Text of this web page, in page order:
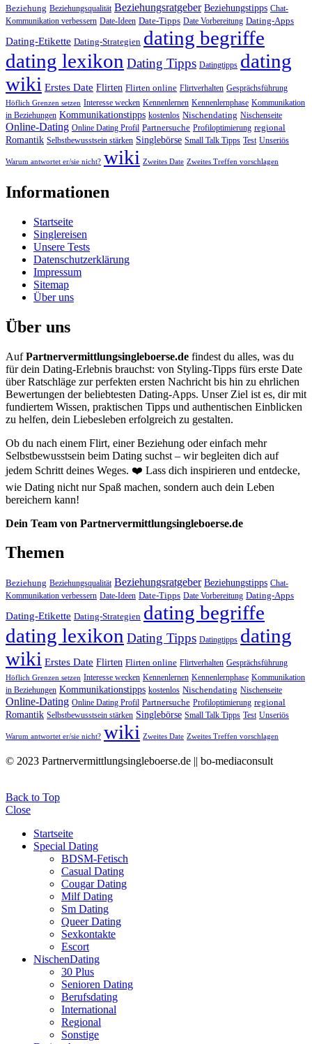
Beziehung Beziehungsqualität Beziehungsratgeber Beziehungstipps Chat-
Kommunikation verbessern Date-Ideen Date-Tipps Date Vorbereitung Dating-Apps
Dating-Etikette Dating-Strategien dating begriffe
dating lexikon Dating Tipps Datingtipps dating
wiki Erstes Date Flirten Flirten online Flirtverhalten Gesprächsführung
Höflich Grenzen setzen Interesse wecken Kennenlernen Kennenlernphase Kommunikation
in Beziehungen Kommunikationstipps kostenlos Nischendating Nischenseite
Online-Dating Online Dating Profil Partnersuche Profiloptimierung regional
Romantik Selbstbewusstsein stärken Singlebörse Small Talk Tipps Test Unseriös
Warum antwortet er/sie nicht? wiki Zweites Date Zweites Treffen vorschlagen
Informationen
Startseite
Singlereisen
Unsere Tests
Datenschutzerklärung
Impressum
Sitemap
Über uns
Über uns
AufPartnervermittlungsingleboerse.de findest du alles, was du
für dein Dating-Erlebnis brauchst: von Styling-Tipps fürs erste Date
über Ratschläge zur perfekten ersten Nachricht bis hin zu ehrlichen
Bewertungen der beliebtesten Dating-Apps. Unser Ziel ist es, dir mit
fundiertem Wissen, praktischen Tipps und authentischen Einblicken
zu helfen, dein Liebesleben erfolgreich zu gestalten.
Ob du nach einem Flirt, einer Beziehung oder einfach mehr
Selbstbewusstsein beim Dating suchst – wir begleiten dich auf
jedem Schritt deines Weges. ❤️ Lass dich inspirieren und entdecke,
wie Dating nicht nur Spaß machen, sondern auch dein Leben
bereichern kann!
Dein Team von Partnervermittlungsingleboerse.de
Themen
Beziehung Beziehungsqualität Beziehungsratgeber Beziehungstipps Chat-
Kommunikation verbessern Date-Ideen Date-Tipps Date Vorbereitung Dating-Apps
Dating-Etikette Dating-Strategien dating begriffe
dating lexikon Dating Tipps Datingtipps dating
wiki Erstes Date Flirten Flirten online Flirtverhalten Gesprächsführung
Höflich Grenzen setzen Interesse wecken Kennenlernen Kennenlernphase Kommunikation
in Beziehungen Kommunikationstipps kostenlos Nischendating Nischenseite
Online-Dating Online Dating Profil Partnersuche Profiloptimierung regional
Romantik Selbstbewusstsein stärken Singlebörse Small Talk Tipps Test Unseriös
Warum antwortet er/sie nicht? wiki Zweites Date Zweites Treffen vorschlagen
© 2023 Partnervermittlungsingleboerse.de || bo-mediaconsult
Back to Top
Close
Startseite
Special Dating
BDSM-Fetisch
Casual Dating
Cougar Dating
Milf Dating
Sm Dating
Queer Dating
Sexkontakte
Escort
NischenDating
30 Plus
Senioren Dating
Berufsdating
International
Regional
Sonstige